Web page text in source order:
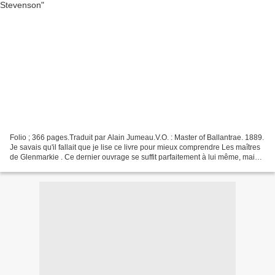
Folio ; 366 pages.Traduit par Alain Jumeau.V.O. : Master of Ballantrae. 1889.
Je savais qu'il fallait que je lise ce livre pour mieux comprendre Les maîtres
de Glenmarkie . Ce dernier ouvrage se suffit parfaitement à lui même, mais il